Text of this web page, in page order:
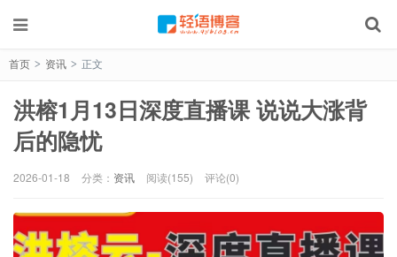
首页 > 资讯 > 正文
洪榕1月13日深度直播课 说说大涨背
后的隐忧
2026-01-18 分类： 资讯 阅读(155) 评论(0)